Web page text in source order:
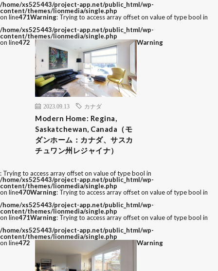
/home/xs525443/project-app.net/public_html/wp-
content/themes/lionmedia/single.php
on line471Warning: Trying to access array offset on value of type bool in
/home/xs525443/project-app.net/public_html/wp-
content/themes/lionmedia/single.php
on line472
2023.09.13 カナダ
Modern Home: Regina,
Saskatchewan, Canada（モ
ダンホーム：カナダ、サスカ
チュワン州レジャイナ）
Warning
: Trying to access array offset on value of type bool in
/home/xs525443/project-app.net/public_html/wp-
content/themes/lionmedia/single.php
on line470Warning: Trying to access array offset on value of type bool in
/home/xs525443/project-app.net/public_html/wp-
content/themes/lionmedia/single.php
on line471Warning: Trying to access array offset on value of type bool in
/home/xs525443/project-app.net/public_html/wp-
content/themes/lionmedia/single.php
on line472 Warning